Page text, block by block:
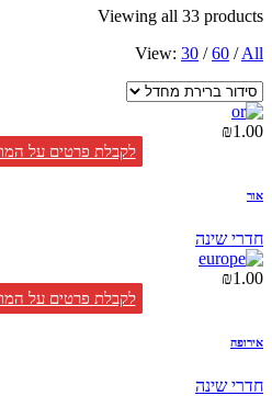
Viewing all 33 products
View: 30 /60 /All
₪1.00
לקבלת פרטים על
אור
חדרי שינה
₪1.00
לקבלת פרטים על
אירופה
חדרי שינה